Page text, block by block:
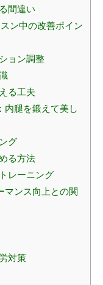
間違い
ン中の改善ポイン
ョン調整
る工夫
内腿を鍛えて美し
グ
る方法
レーニング
マンス向上との関
対策